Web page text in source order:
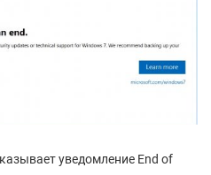
уведомление End of